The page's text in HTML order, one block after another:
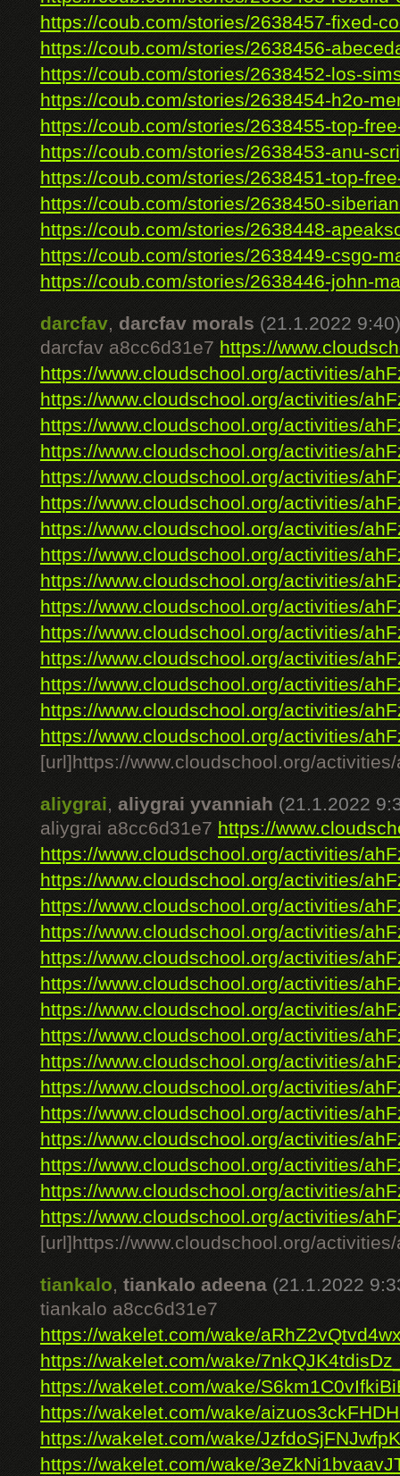
https://coub.com/stories/2638457-fixed-
https://coub.com/stories/2638456-
https://coub.com/stories/2638452-los-
https://coub.com/stories/2638454-h2o-
https://coub.com/stories/2638455-top-
https://coub.com/stories/2638453-anu-
https://coub.com/stories/2638451-top-
https://coub.com/stories/2638450-
https://coub.com/stories/2638448-
https://coub.com/stories/2638449-csgo-
https://coub.com/stories/2638446-john-
darcfav, darcfav morals (21.1.2022 9:40)
darcfav a8cc6d31e7 https://
https://www.cloudschool.org/activities/
https://www.cloudschool.org/activities/
https://www.cloudschool.org/activities/
https://www.cloudschool.org/activities/
https://www.cloudschool.org/activities/
https://www.cloudschool.org/activities/
https://www.cloudschool.org/activities/
https://www.cloudschool.org/activities/
https://www.cloudschool.org/activities/
https://www.cloudschool.org/activities/
https://www.cloudschool.org/activities/
https://www.cloudschool.org/activities/
https://www.cloudschool.org/activities/
https://www.cloudschool.org/activities/
https://www.cloudschool.org/activities/
[url]https://www.cloudschool.org/
aliygrai, aliygrai yvanniah (21.1.2022
aliygrai a8cc6d31e7 https://
https://www.cloudschool.org/activities/
https://www.cloudschool.org/activities/
https://www.cloudschool.org/activities/
https://www.cloudschool.org/activities/
https://www.cloudschool.org/activities/
https://www.cloudschool.org/activities/
https://www.cloudschool.org/activities/
https://www.cloudschool.org/activities/
https://www.cloudschool.org/activities/
https://www.cloudschool.org/activities/
https://www.cloudschool.org/activities/
https://www.cloudschool.org/activities/
https://www.cloudschool.org/activities/
https://www.cloudschool.org/activities/
https://www.cloudschool.org/activities/
[url]https://www.cloudschool.org/
tiankalo, tiankalo adeena (21.1.2022
tiankalo a8cc6d31e7
https://wakelet.com/wake/
https://wakelet.com/wake/
https://wakelet.com/wake/
https://wakelet.com/wake/
https://wakelet.com/wake/
https://wakelet.com/wake/